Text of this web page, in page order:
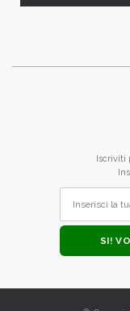
Iscriviti
SI!